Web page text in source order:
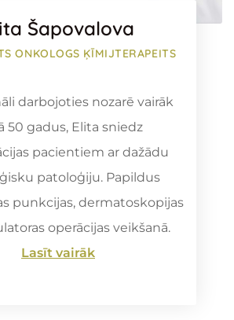
Šapovalova
ONKOLOGS ĶĪMIJTERAPEITS
darbojoties nozarē vairāk
50 gadus, Elita sniedz
pacientiem ar dažādu
patoloģiju. Papildus
punkcijas, dermatoskopijas
operācijas veikšanā.
Lasīt vairāk